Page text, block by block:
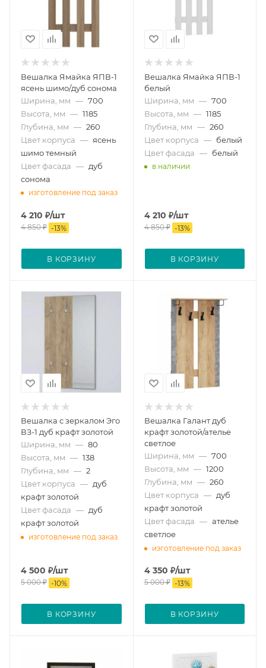
Вешалка Ямайка ЯПВ-1
ясень шимо/дуб сонома
Ширина, мм — 700
Высота, мм — 1185
Глубина, мм — 260
Цвет корпуса — ясень
шимо темный
Цвет фасада — дуб
сонома
изготовление под заказ
4 210 ₽/шт
4 850₽ -13%
В КОРЗИНУ
Вешалка Ямайка ЯПВ-1
белый
Ширина, мм — 700
Высота, мм — 1185
Глубина, мм — 260
Цвет корпуса — белый
Цвет фасада — белый
в наличии
4 210 ₽/шт
4 850₽ -13%
В КОРЗИНУ
Вешалка с зеркалом Эго
ВЗ-1 дуб крафт золотой
Ширина, мм — 80
Высота, мм — 138
Глубина, мм — 2
Цвет корпуса — дуб
крафт золотой
Цвет фасада — дуб
крафт золотой
изготовление под заказ
4 500 ₽/шт
5 000₽ -10%
В КОРЗИНУ
Вешалка Галант дуб
крафт золотой/ателье
светлое
Ширина, мм — 700
Высота, мм — 1200
Глубина, мм — 260
Цвет корпуса — дуб
крафт золотой
Цвет фасада — ателье
светлое
изготовление под заказ
4 350 ₽/шт
5 000₽ -13%
В КОРЗИНУ